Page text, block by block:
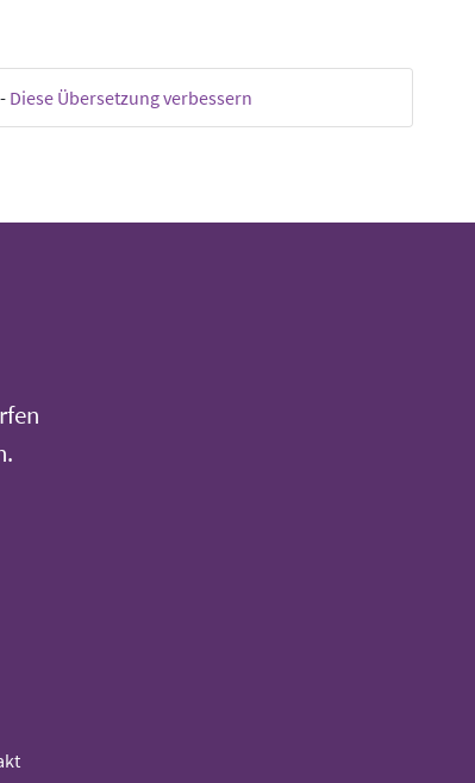
- Diese Übersetzung verbessern